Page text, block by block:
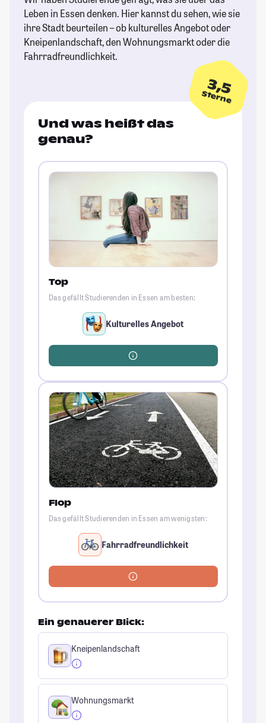
Leben in Essen denken. Hier kannst du sehen, wie sie
ihre Stadt beurteilen – ob kulturelles Angebot oder
Kneipenlandschaft, den Wohnungsmarkt oder die
Fahrradfreundlichkeit.
3,5
Sterne
Und was heißt das
genau?
Top
Das gefällt Studierenden in Essen am besten:
Kulturelles Angebot
Flop
Das gefällt Studierenden in Essen am wenigsten:
Fahrradfreundlichkeit
Ein genauerer Blick:
Kneipenlandschaft
Wohnungsmarkt